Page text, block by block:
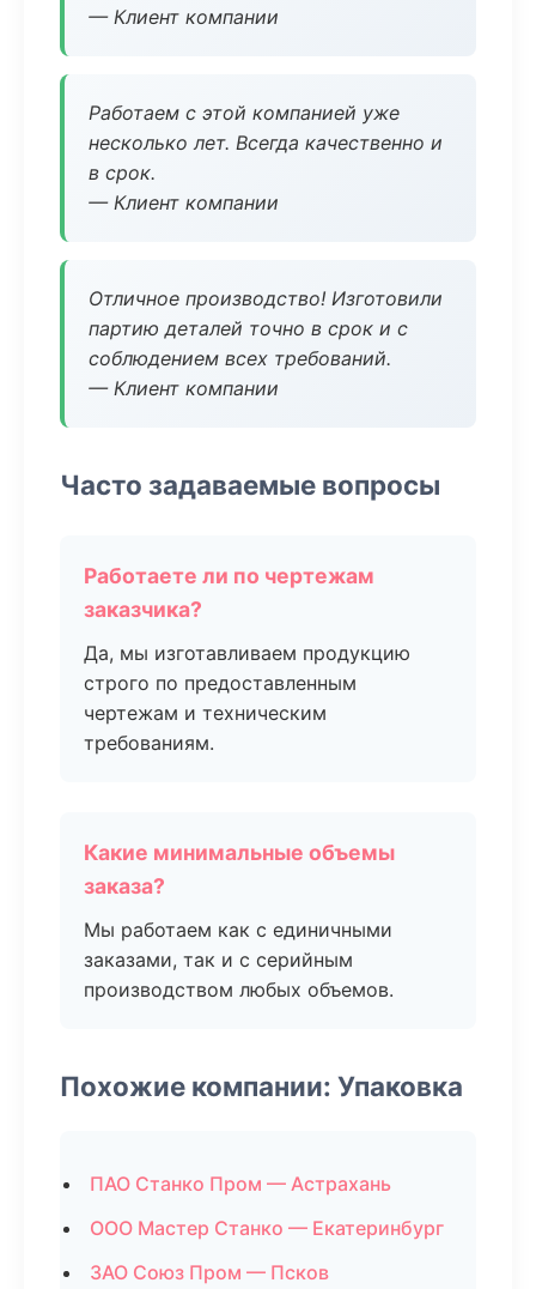
— Клиент компании
Работаем с этой компанией уже
несколько лет. Всегда качественно и
в срок.
— Клиент компании
Отличное производство! Изготовили
партию деталей точно в срок и с
соблюдением всех требований.
— Клиент компании
Часто задаваемые вопросы
Работаете ли по чертежам
заказчика?
Да, мы изготавливаем продукцию
строго по предоставленным
чертежам и техническим
требованиям.
Какие минимальные объемы
заказа?
Мы работаем как с единичными
заказами, так и с серийным
производством любых объемов.
Похожие компании: Упаковка
ПАО Станко Пром — Астрахань
ООО Мастер Станко — Екатеринбург
ЗАО Союз Пром — Псков